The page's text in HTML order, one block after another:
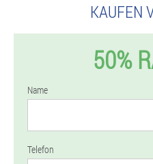
KAUFEN
50%
Name
Telefon